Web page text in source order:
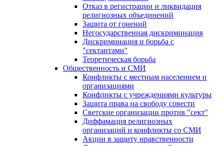
Отказ в регистрации и ликвидация
религиозных объединений
Защита от гонений
Негосударственная дискриминация
Дискриминация и борьба с
"сектантами"
Теоретическая борьба
Общественность и СМИ
Конфликты с местным населением и
организациями
Конфликты с учреждениями культуры
Защита права на свободу совести
Светские организации против "сект"
Диффамация религиозных
организаций и конфликты со СМИ
Акции в защиту нравственности